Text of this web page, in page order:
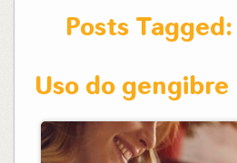
Posts Tagged:
Uso do